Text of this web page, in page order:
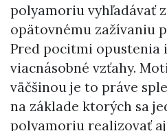
polyamoriu vyhľadávať
opätovnému zažívaniu
Pred pocitmi opustenia
viacnásobné vzťahy.
väčšinou je to práve
na základe ktorých sa
polyamoriu realizovať